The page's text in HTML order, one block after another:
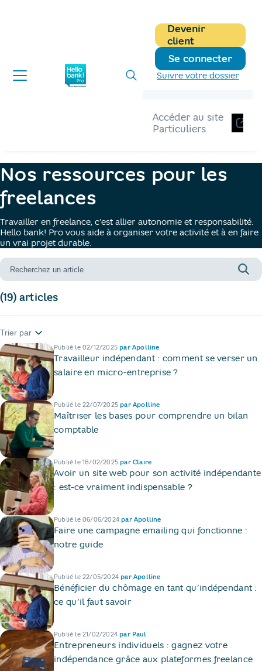
Devenir
client
Se connecter
Suivre votre dossier
Accéder au site
Particuliers
Nos ressources pour les
freelances
Travailler en freelance, c'est allier autonomie et responsabilité.
Hello bank! Pro vous aide à organiser votre activité et à en faire
un vrai projet durable.
(19) articles
Trier par
Publié le02/12/2025 par Apolline
Travailleur indépendant : comment se verser un
salaire en micro-entreprise ?
Publié le22/07/2025 par Apolline
Maîtriser les bases pour comprendre un bilan
comptable
Publié le18/02/2025 par Claire
Avoir un site web pour son activité indépendante
: est-ce vraiment indispensable ?
Publié le06/06/2024 par Apolline
Faire une campagne emailing qui fonctionne :
notre guide
Publié le22/05/2024 par Apolline
Bénéficier du chômage en tant qu’indépendant :
ce qu’il faut savoir
Publié le21/02/2024 par Paul
Entrepreneurs individuels : gagnez votre
indépendance grâce aux plateformes freelance